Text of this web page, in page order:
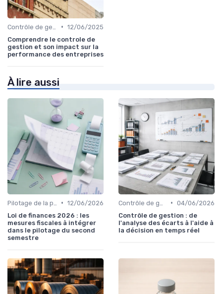
• 12/06/2025
Comprendre le controle de
gestion et son impact sur la
performance des entreprises
À lire aussi
• 12/06/2026
Loi de finances 2026 : les
mesures fiscales à intégrer
dans le pilotage du second
semestre
• 04/06/2026
Contrôle de gestion : de
l'analyse des écarts à l'aide à
la décision en temps réel